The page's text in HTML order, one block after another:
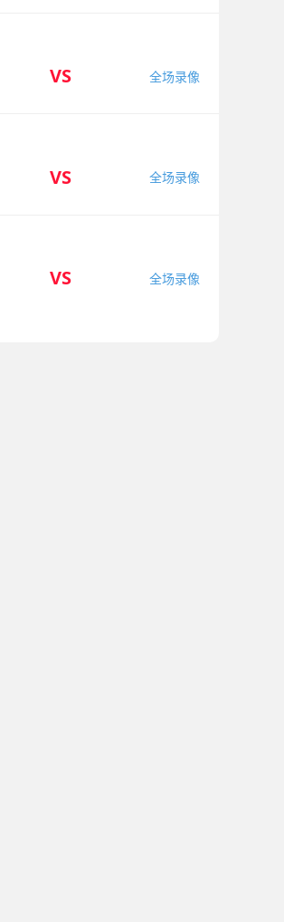
VS 全场录像
VS 全场录像
VS 全场录像